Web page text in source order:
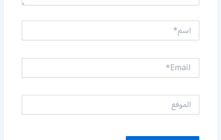
اسم*
Email*
الموقع